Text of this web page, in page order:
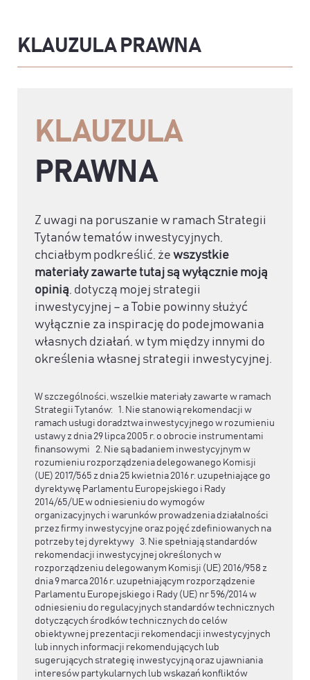
KLAUZULA PRAWNA
KLAUZULA
PRAWNA
Z uwagi na poruszanie w ramach Strategii
Tytanów tematów inwestycyjnych,
chciałbym podkreślić, że wszystkie
materiały zawarte tutaj są wyłącznie moją
opinią, dotyczą mojej strategii
inwestycyjnej – a Tobie powinny służyć
wyłącznie za inspirację do podejmowania
własnych działań, w tym między innymi do
określenia własnej strategii inwestycyjnej.
W szczególności, wszelkie materiały zawarte w ramach
Strategii Tytanów: 1. Nie stanowią rekomendacji w
ramach usługi doradztwa inwestycyjnego w rozumieniu
ustawy z dnia 29 lipca 2005 r. o obrocie instrumentami
finansowymi 2. Nie są badaniem inwestycyjnym w
rozumieniu rozporządzenia delegowanego Komisji
(UE) 2017/565 z dnia 25 kwietnia 2016 r. uzupełniające go
dyrektywę Parlamentu Europejskiego i Rady
2014/65/UE w odniesieniu do wymogów
organizacyjnych i warunków prowadzenia działalności
przez firmy inwestycyjne oraz pojęć zdefiniowanych na
potrzeby tej dyrektywy 3. Nie spełniają standardów
rekomendacji inwestycyjnej określonych w
rozporządzeniu delegowanym Komisji (UE) 2016/958 z
dnia 9 marca 2016 r. uzupełniającym rozporządzenie
Parlamentu Europejskiego i Rady (UE) nr 596/2014 w
odniesieniu do regulacyjnych standardów technicznych
dotyczących środków technicznych do celów
obiektywnej prezentacji rekomendacji inwestycyjnych
lub innych informacji rekomendujących lub
sugerujących strategię inwestycyjną oraz ujawniania
interesów partykularnych lub wskazań konfliktów